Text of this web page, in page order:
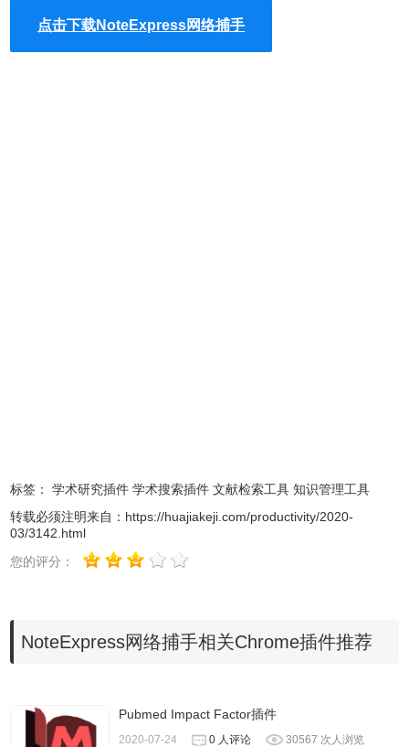
和中科院期刊分区数据，在您添加文献的同时，自动匹配填
充相关信息。
5.支持两大主流写作软件
用户在使用微软Office Word或金山WPS 文字撰写科研论文
内置近四千种国内外期刊、学位论文及国家、协会标准的参
考文献格式，支持格式一键转换，支持生成校对报告，支持
点击下载NoteExpress网络捕手
标签： 学术研究插件 学术搜索插件 文献检索工具 知识管理工具
转载必须注明来自： https://huajiakeji.com/productivity/2020-
03/3142.html
您的评分：
NoteExpress网络捕手相关Chrome插件推荐
Pubmed Impact Factor插件
2020-07-24 0 人评论 30567 次人浏览